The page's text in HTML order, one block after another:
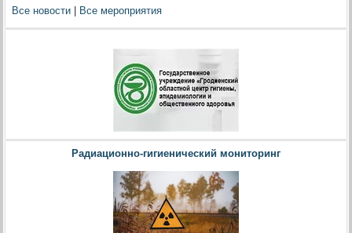
Все новости
Все мероприятия
Радиационно-гигиенический мониторинг